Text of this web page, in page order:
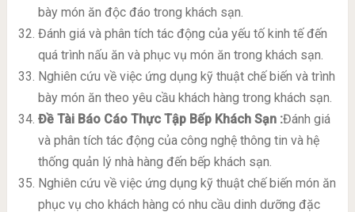
bày món ăn độc đáo trong khách sạn.
Đánh giá và phân tích tác động của yếu tố kinh tế đến
quá trình nấu ăn và phục vụ món ăn trong khách sạn.
Nghiên cứu về việc ứng dụng kỹ thuật chế biến và trình
bày món ăn theo yêu cầu khách hàng trong khách sạn.
Đề Tài Báo Cáo Thực Tập Bếp Khách Sạn:Đánh giá
và phân tích tác động của công nghệ thông tin và hệ
thống quản lý nhà hàng đến bếp khách sạn.
Nghiên cứu về việc ứng dụng kỹ thuật chế biến món ăn
phục vụ cho khách hàng có nhu cầu dinh dưỡng đặc